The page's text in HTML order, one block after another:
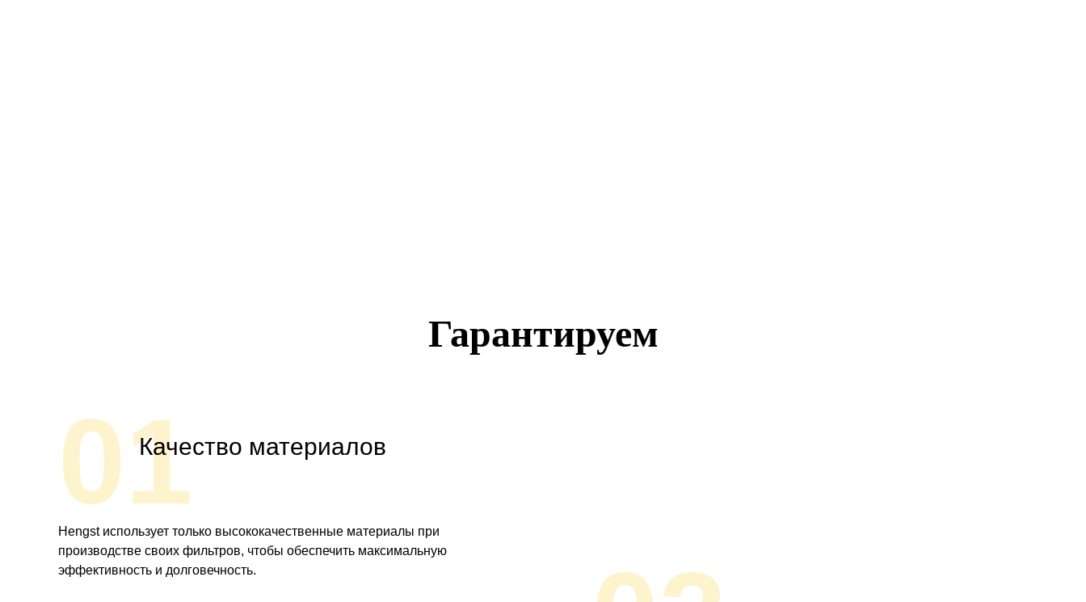
Гарантируем
01Качество материалов
Hengst использует только высококачественные материалы при
производстве своих фильтров, чтобы обеспечить максимальную
эффективность и долговечность.